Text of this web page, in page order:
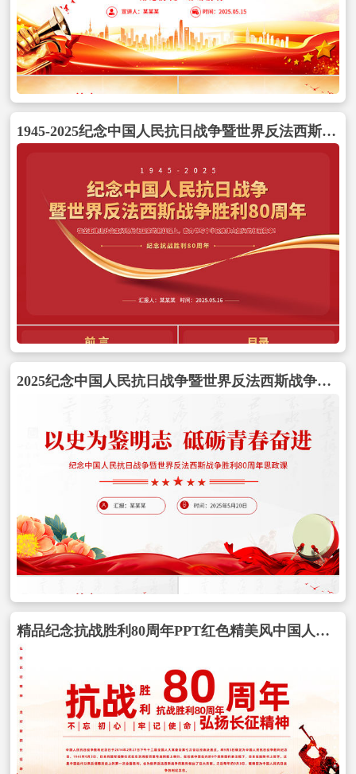
1945-2025纪念中国人民抗日战争暨世界反法西斯战争胜利80周年PPT党课包含
2025纪念中国人民抗日战争暨世界反法西斯战争胜利80周年思政课PPT微党课包含
精品纪念抗战胜利80周年PPT红色精美风中国人民抗日战争胜利纪念日课件包含